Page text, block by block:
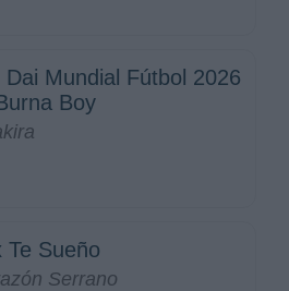
Dai Mundial Fútbol 2026
Boy
Te Sueño
Serrano